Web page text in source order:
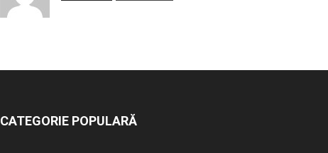
CATEGORIE POPULARĂ